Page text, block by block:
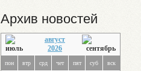
Архив новостей
август
2026
пон втр срд чет пят суб вск